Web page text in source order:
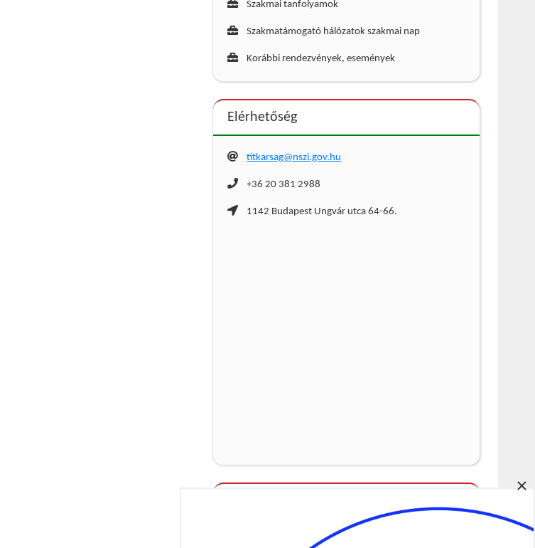
×
Szakmai tanfolyamok
Szakmatámogató hálózatok szakmai nap
Korábbi rendezvények, események
Elérhetőség
titkarsag@nszi.gov.hu
+36 20 381 2988
1142 Budapest Ungvár utca 64-66.